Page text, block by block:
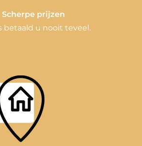
Scherpe prijzen
betaald u nooit teveel.